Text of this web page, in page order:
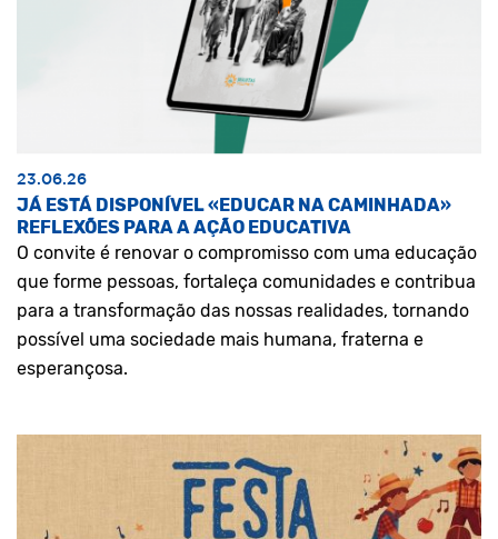
23.06.26
JÁ ESTÁ DISPONÍVEL «EDUCAR NA CAMINHADA»
REFLEXÕES PARA A AÇÃO EDUCATIVA
O convite é renovar o compromisso com uma educação
que forme pessoas, fortaleça comunidades e contribua
para a transformação das nossas realidades, tornando
possível uma sociedade mais humana, fraterna e
esperançosa.